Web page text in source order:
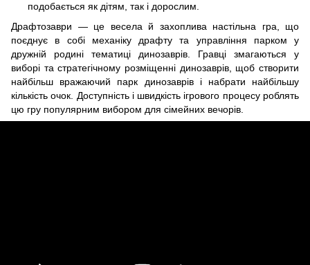
подобається як дітям, так і дорослим.
Драфтозаври — це весела й захоплива настільна гра, що
поєднує в собі механіку драфту та управління парком у
дружній родині тематиці динозаврів. Гравці змагаються у
виборі та стратегічному розміщенні динозаврів, щоб створити
найбільш вражаючий парк динозаврів і набрати найбільшу
кількість очок. Доступність і швидкість ігрового процесу роблять
цю гру популярним вибором для сімейних вечорів.